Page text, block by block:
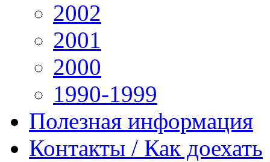
2002
2001
2000
1990-1999
Полезная информация
Контакты / Как доехать